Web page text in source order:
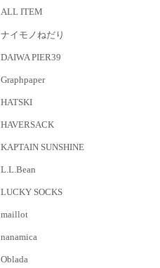
ALL ITEM
ナイモノねだり
DAIWA PIER39
Graphpaper
HATSKI
HAVERSACK
KAPTAIN SUNSHINE
L.L.Bean
LUCKY SOCKS
maillot
nanamica
Oblada